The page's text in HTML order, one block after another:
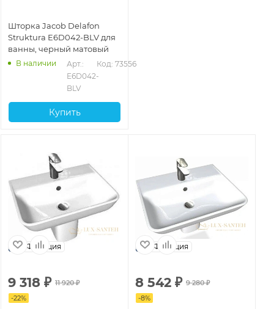
Шторка Jacob Delafon
Struktura E6D042-BLV для
ванны, черный матовый
В наличии
Арт.:
E6D042-
BLV
Код: 73556
Купить
Франция
9 318 ₽ 11 920₽
-22%
Франция
8 542 ₽ 9 280₽
-8%